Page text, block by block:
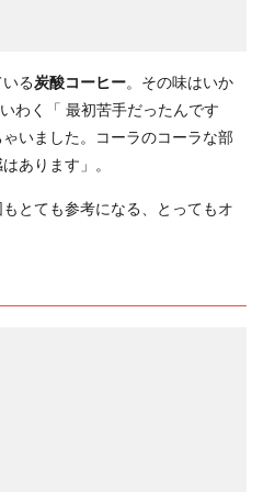
る炭酸コーヒー。その味はいか
わく「 最初苦手だったんです
いました。コーラのコーラな部
あります」。
とても参考になる、とってもオ